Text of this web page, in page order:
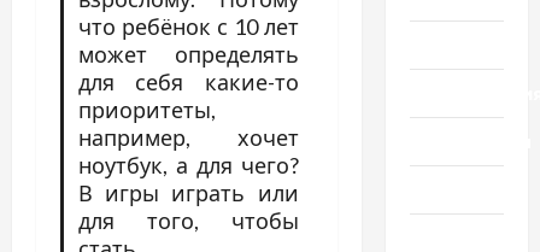
что ребёнок с 10 лет
может определять
для себя какие-то
приоритеты,
например, хочет
ноутбук, а для чего?
В игры играть или
для того, чтобы